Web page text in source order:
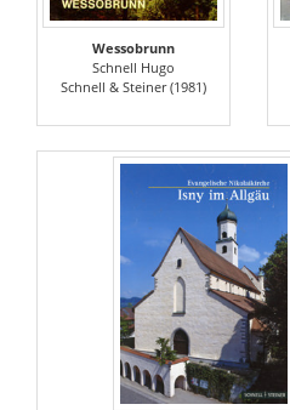
Wessobrunn
Schnell Hugo
Schnell & Steiner (1981)